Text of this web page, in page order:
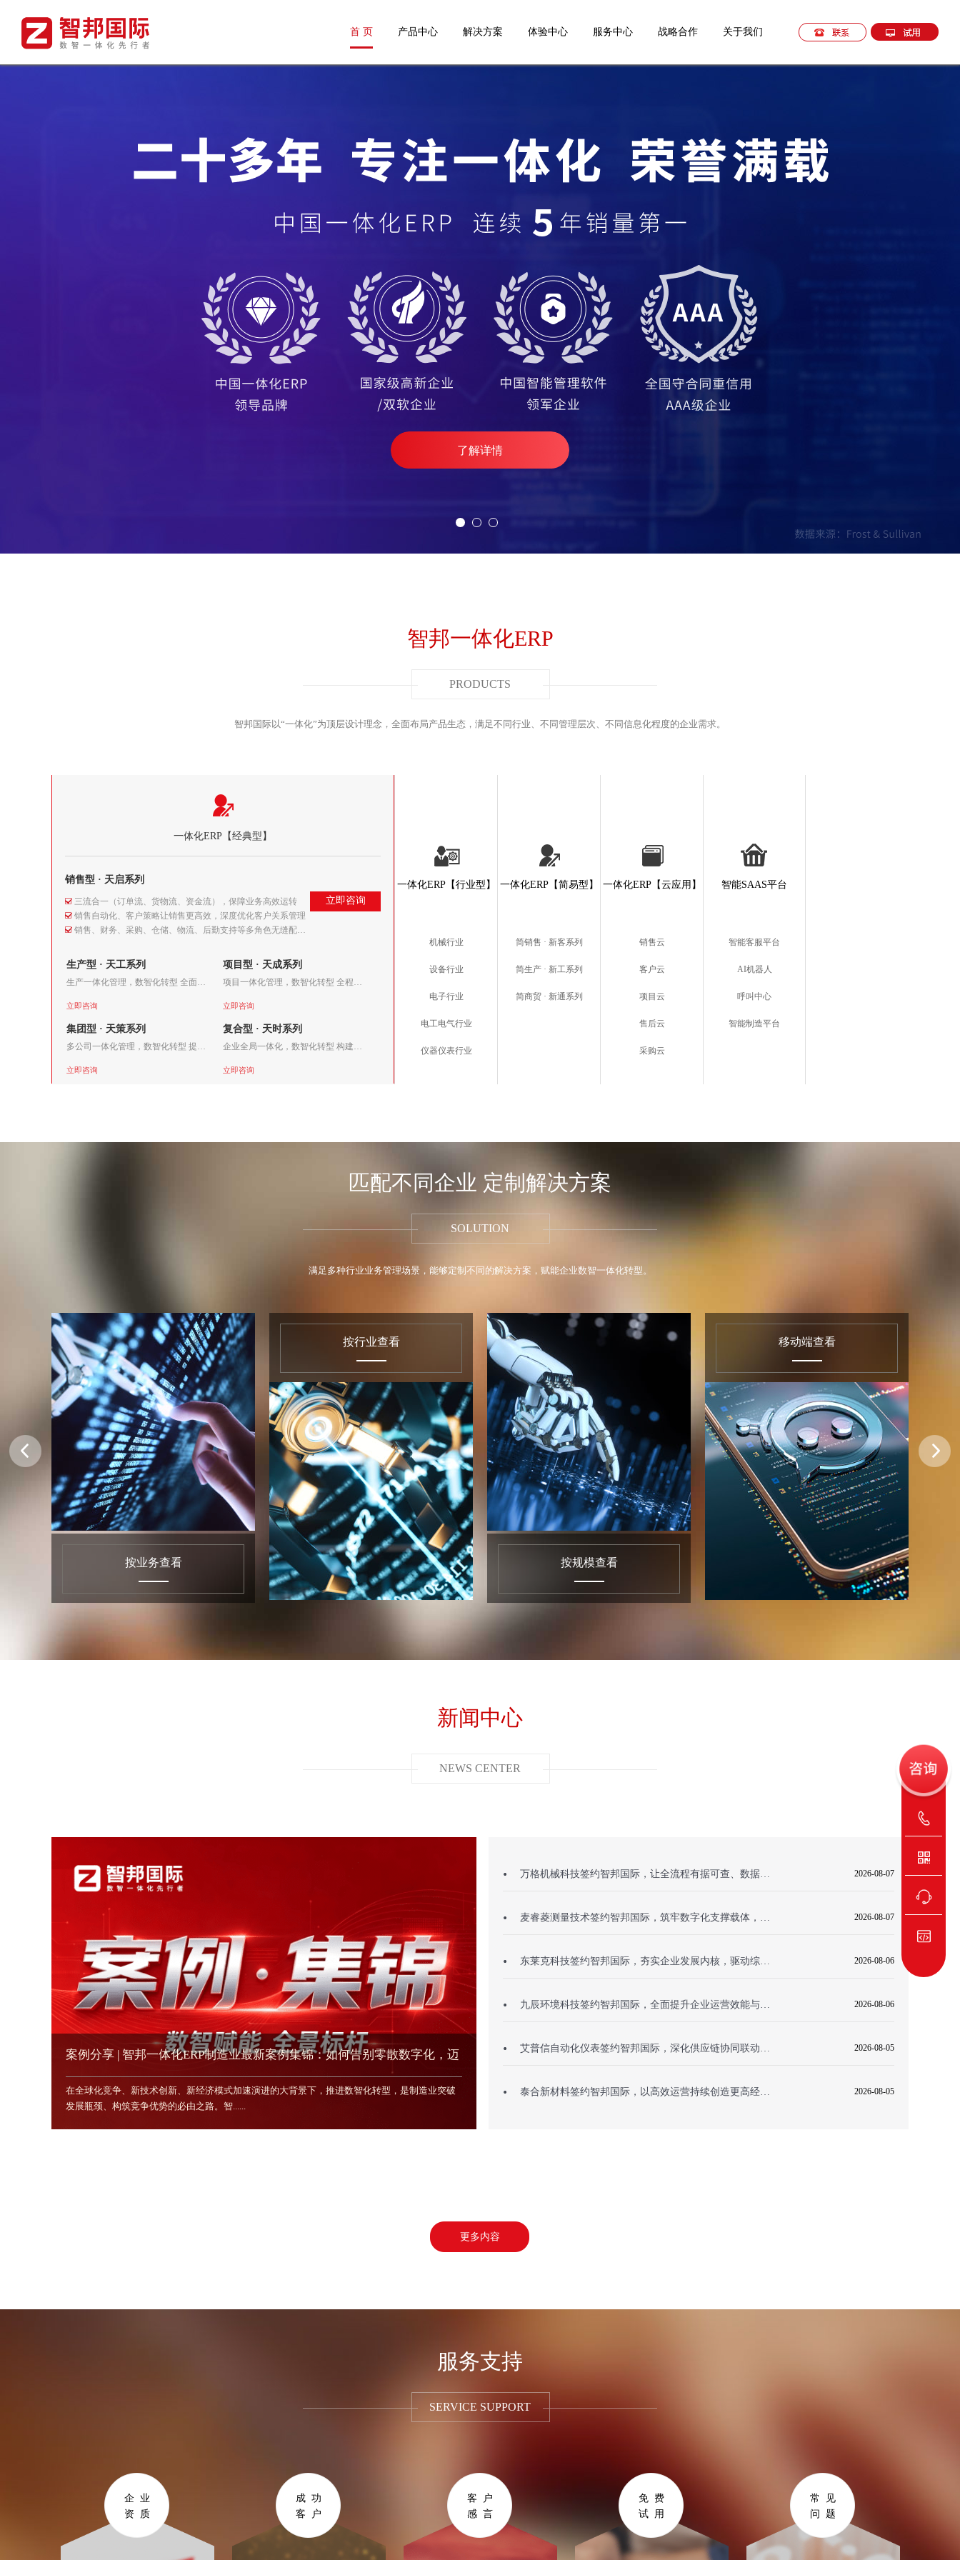
首 页 产品中心 解决方案 体验中心 服务中心 战略合作 关于我们
立即开启一体化管理
智邦一体化ERP
PRODUCTS
智邦国际以“一体化”为顶层设计理念，全面布局产品生态，满足不同行业、不同管理层次、不同信息化程度的企业需求。
一体化ERP【经典型】
销售型 · 天启系列
三流合一（订单流、货物流、资金流），保障业务高效运转
销售自动化、客户策略让销售更高效，深度优化客户关系管理
销售、财务、采购、仓储、物流、后勤支持等多角色无缝配合
立即咨询
项目一体化管理，数智化转型 全程透
生产型 · 天工系列
生产一体化管理，数智化转型 全面降本增效
立即咨询
项目型 · 天成系列
项目一体化管理，数智化转型 全程透明监管
立即咨询
集团型 · 天策系列
多公司一体化管理，数智化转型 提升运营效率
立即咨询
复合型 · 天时系列
企业全局一体化，数智化转型 构建竞争优势
立即咨询
一体化ERP【行业型】
机械行业
设备行业
电子行业
电工电气行业
仪器仪表行业
一体化ERP【简易型】
简销售 · 新客系列
简生产 · 新工系列
简商贸 · 新通系列
一体化ERP【云应用】
销售云
客户云
项目云
售后云
采购云
智能SAAS平台
智能客服平台
AI机器人
呼叫中心
智能制造平台
匹配不同企业 定制解决方案
SOLUTION
满足多种行业业务管理场景，能够定制不同的解决方案，赋能企业数智一体化转型。
按业务查看
按业务查看
查看详情
按行业查看
按行业查看
查看详情
按规模查看
按规模查看
查看详情
移动端查看
新闻中心
NEWS CENTER
案例分享 | 智邦一体化ERP制造业最新案例集锦：如何告别零散数字化，迈
向一体化全域运营？
在全球化竞争、新技术创新、新经济模式加速演进的大背景下，推进数智化转型，是制造业突破
发展瓶颈、构筑竞争优势的必由之路。智......
万格机械科技签约智邦国际，让全流程有据可查、数据可溯、决策可依 2026-08-07
麦睿菱测量技术签约智邦国际，筑牢数字化支撑载体，加速转型纵深拓进 2026-08-07
东莱克科技签约智邦国际，夯实企业发展内核，驱动综合实力持续增长 2026-08-06
九辰环境科技签约智邦国际，全面提升企业运营效能与市场响应能力 2026-08-06
艾普信自动化仪表签约智邦国际，深化供应链协同联动，筑牢全流程质量管控 2026-08-05
泰合新材料签约智邦国际，以高效运营持续创造更高经营效益 2026-08-05
更多内容
服务支持
SERVICE SUPPORT
企业
资质
成功
客户
客户
感言
免费
试用
常见
问题